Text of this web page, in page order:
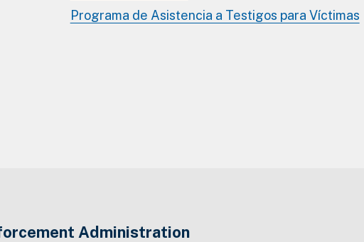
Programa de Asistencia a Testigos para Víctimas
Administration